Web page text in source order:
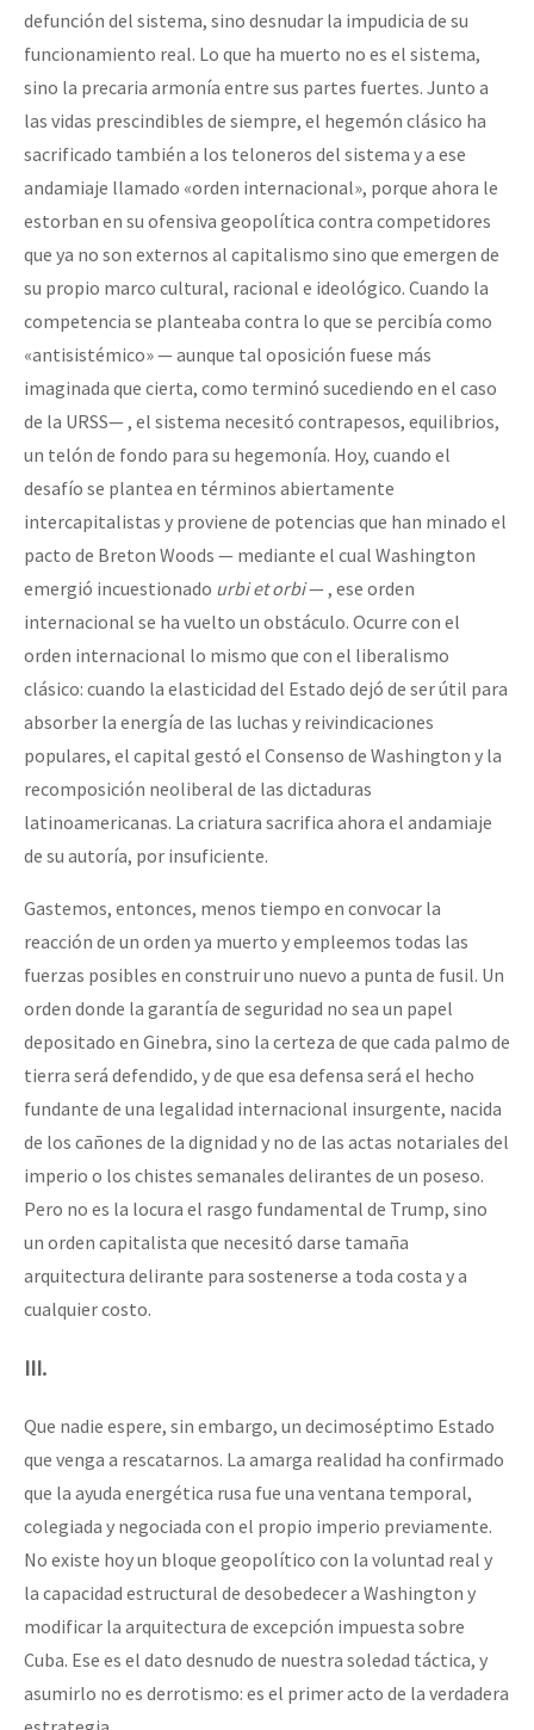
defunción del sistema, sino desnudar la impudicia de su
funcionamiento real. Lo que ha muerto no es el sistema,
sino la precaria armonía entre sus partes fuertes. Junto a
las vidas prescindibles de siempre, el hegemón clásico ha
sacrificado también a los teloneros del sistema y a ese
andamiaje llamado «orden internacional», porque ahora le
estorban en su ofensiva geopolítica contra competidores
que ya no son externos al capitalismo sino que emergen de
su propio marco cultural, racional e ideológico. Cuando la
competencia se planteaba contra lo que se percibía como
«antisistémico» — aunque tal oposición fuese más
imaginada que cierta, como terminó sucediendo en el caso
de la URSS— , el sistema necesitó contrapesos, equilibrios,
un telón de fondo para su hegemonía. Hoy, cuando el
desafío se plantea en términos abiertamente
intercapitalistas y proviene de potencias que han minado el
pacto de Breton Woods — mediante el cual Washington
emergió incuestionado urbi et orbi— , ese orden
internacional se ha vuelto un obstáculo. Ocurre con el
orden internacional lo mismo que con el liberalismo
clásico: cuando la elasticidad del Estado dejó de ser útil para
absorber la energía de las luchas y reivindicaciones
populares, el capital gestó el Consenso de Washington y la
recomposición neoliberal de las dictaduras
latinoamericanas. La criatura sacrifica ahora el andamiaje
de su autoría, por insuficiente.
Gastemos, entonces, menos tiempo en convocar la
reacción de un orden ya muerto y empleemos todas las
fuerzas posibles en construir uno nuevo a punta de fusil. Un
orden donde la garantía de seguridad no sea un papel
depositado en Ginebra, sino la certeza de que cada palmo de
tierra será defendido, y de que esa defensa será el hecho
fundante de una legalidad internacional insurgente, nacida
de los cañones de la dignidad y no de las actas notariales del
imperio o los chistes semanales delirantes de un poseso.
Pero no es la locura el rasgo fundamental de Trump, sino
un orden capitalista que necesitó darse tamaña
arquitectura delirante para sostenerse a toda costa y a
cualquier costo.
III.
Que nadie espere, sin embargo, un decimoséptimo Estado
que venga a rescatarnos. La amarga realidad ha confirmado
que la ayuda energética rusa fue una ventana temporal,
colegiada y negociada con el propio imperio previamente.
No existe hoy un bloque geopolítico con la voluntad real y
la capacidad estructural de desobedecer a Washington y
modificar la arquitectura de excepción impuesta sobre
Cuba. Ese es el dato desnudo de nuestra soledad táctica, y
asumirlo no es derrotismo: es el primer acto de la verdadera